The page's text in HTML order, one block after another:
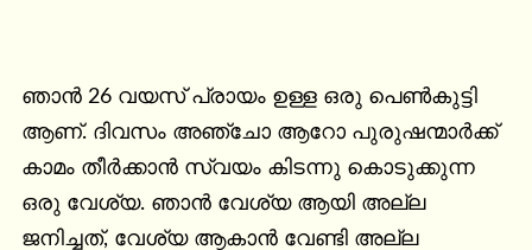
ഞാൻ 26 വയസ് പ്രായം ഉള്ള ഒരു പെണ്‍കുട്ടി
ആണ്. ദിവസം അഞ്ചോ ആറോ പുരുഷന്മാർക്ക്
കാമം തീർക്കാൻ സ്വയം കിടന്നു കൊടുക്കുന്ന
ഒരു വേശ്യ. ഞാൻ വേശ്യ ആയി അല്ല
ജനിച്ചത്‌, വേശ്യ ആകാൻ വേണ്ടി അല്ല